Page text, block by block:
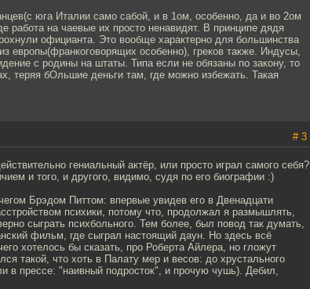
юга Италии само сабой, и в 1ом, особенно, да и во 2ом
на чаевые их просто ненавидят. В принципе дядя
официанта. Это вообще характерно для большинства
европы(франкоговорящих особенно), греков также. Индусы,
с родины на штаты. Типа если не обязаны по закону, то
теряя бОльшие деньги там, где можно избежать. Такая
# 3
гениальный актёр, или просто играл самого себя?
и того, и другого, видимо, судя по его биографии :)
Брэдом Питтом: впервые увидев его в Двенадцати
психики, потому что, продолжал я размышлять,
сыграть психбольного. Тем более, был повод так думать,
фильм, где сыграл настоящий даун. Но здесь всё
хотелось бы сказать, про Роберта Айлера, но гложут
такой, что хоть в Палату мер и весов: до хрустального
в прессе: "наивный подросток", и прочую чушь). Дебил,